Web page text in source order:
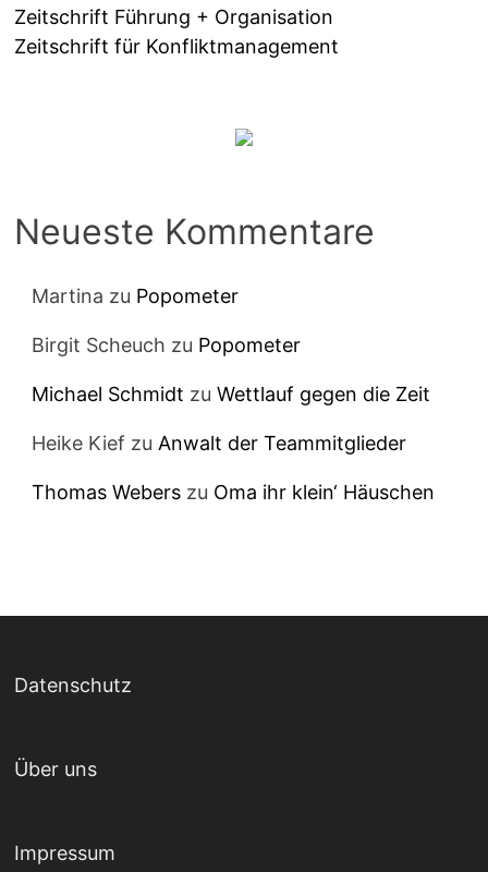
Zeitschrift Führung + Organisation
Zeitschrift für Konfliktmanagement
Neueste Kommentare
Martina zu Popometer
Birgit Scheuch zu Popometer
Michael Schmidt zuWettlauf gegen die Zeit
Heike Kief zuAnwalt der Teammitglieder
Thomas Webers zu Oma ihr klein‘ Häuschen
Datenschutz
Über uns
Impressum